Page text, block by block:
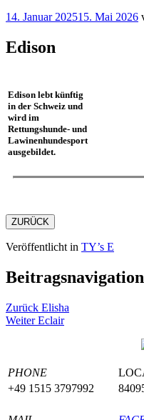
14. Januar 202515. Mai 2026
Edison
Edison lebt künftig
in der Schweiz und
wird im
Rettungshunde- und
Lawinenhundesport
ausgebildet.
ZURÜCK
Veröffentlicht in TY’s E
Beitragsnavigation
Zurück Elisha
WeiterEclair
PHONE
+49 1515 3797992